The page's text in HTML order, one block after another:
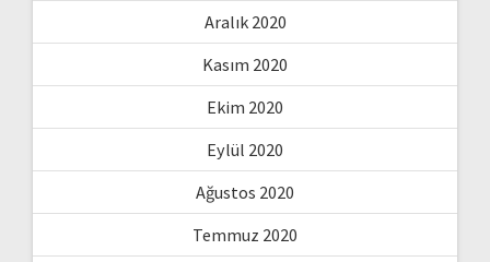
Aralık 2020
Kasım 2020
Ekim 2020
Eylül 2020
Ağustos 2020
Temmuz 2020